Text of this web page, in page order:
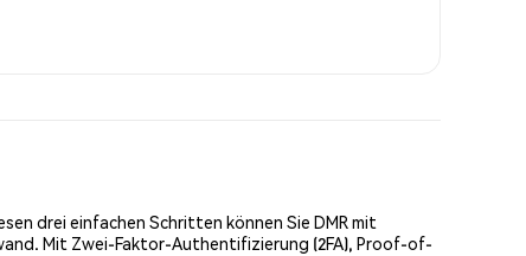
drei einfachen Schritten können Sie DMR mit
Mit Zwei-Faktor-Authentifizierung (2FA), Proof-of-